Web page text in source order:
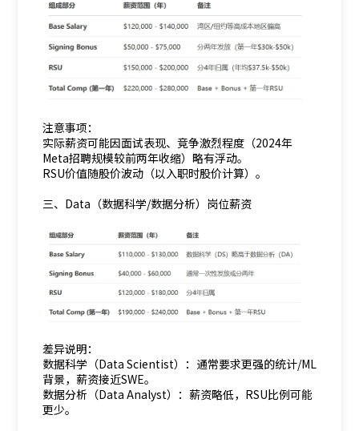
注意事项：
实际薪资可能因面试表现、竞争激烈程度（2024年
Meta招聘规模较前两年收缩）略有浮动。
RSU价值随股价波动（以入职时股价计算）。
三、Data（数据科学/数据分析）岗位薪资
差异说明：
数据科学（Data Scientist）：通常要求更强的统计/ML
背景，薪资接近SWE。
数据分析（Data Analyst）：薪资略低，RSU比例可能
更少。